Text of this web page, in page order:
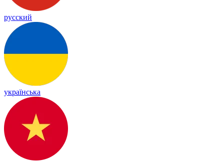
русский
українська